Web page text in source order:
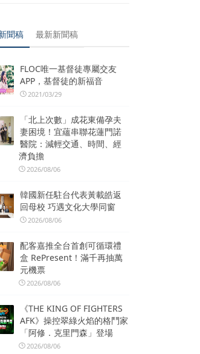
聞稿 最新新聞稿
FLOC唯一基督徒專屬交友
APP，基督徒的新福音
2021/03/29
「北上次數」成花東備孕夫
妻困境！宜蘊串聯花蓮門諾
醫院：減輕交通、時間、經
濟負擔
2026/08/06
韓國新任駐台代表黃載皓返
回母校 巧遇文化大學同窗
2026/08/06
配客嘉推全台首創可循環禮
盒 RePresent！滿千再抽萬
元機票
2026/08/06
《THE KING OF FIGHTERS
AFK》操控翠綠火焰的格鬥家
「阿修．克里門森」登場
2026/08/06